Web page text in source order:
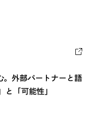
。外部パートナーと語
と「可能性」